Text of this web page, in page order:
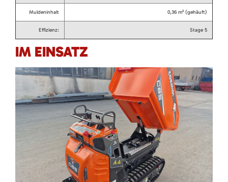
Muldeninhalt 0,36 m³ (gehäuft)
Effizienz: Stage 5
IM EINSATZ